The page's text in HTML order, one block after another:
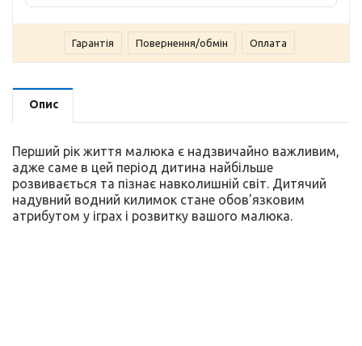
Гарантія Повернення/обмін Оплата
Опис
Перший рік життя малюка є надзвичайно важливим,
адже саме в цей період дитина найбільше
розвивається та пізнає навколишній світ. Дитячий
надувний водний килимок стане обов'язковим
атрибутом у іграх і розвитку вашого малюка.